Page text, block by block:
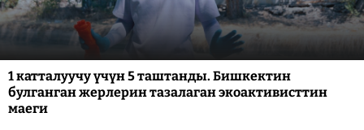
1 катталуучу үчүн 5 таштанды. Бишкектин
булганган жерлерин тазалаган экоактивисттин
маеги